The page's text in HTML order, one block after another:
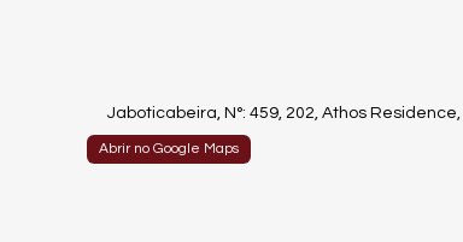
Jaboticabeira, N°: 459, 202, Athos Residence,
Abrir no Google Maps